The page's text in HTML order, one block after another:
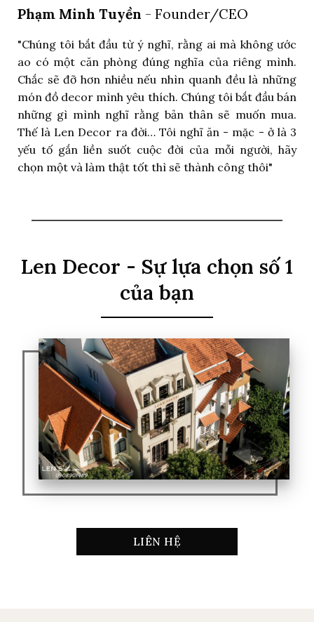
Phạm Minh Tuyền - Founder/CEO
"Chúng tôi bắt đầu từ ý nghĩ, rằng ai mà không ước
ao có một căn phòng đúng nghĩa của riêng mình.
Chắc sẽ đỡ hơn nhiều nếu nhìn quanh đều là những
món đồ decor mình yêu thích. Chúng tôi bắt đầu bán
những gì mình nghĩ rằng bản thân sẽ muốn mua.
Thế là Len Decor ra đời… Tôi nghĩ ăn - mặc - ở là 3
yếu tố gắn liền suốt cuộc đời của mỗi người, hãy
chọn một và làm thật tốt thì sẽ thành công thôi"
Len Decor - Sự lựa chọn số 1
của bạn
LIÊN HỆ